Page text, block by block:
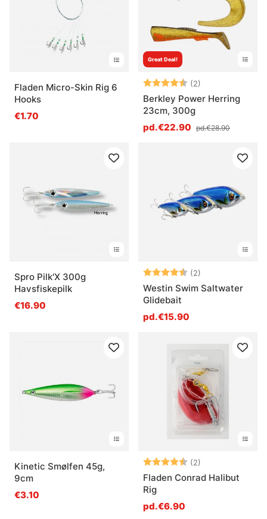
Fladen Micro-Skin Rig 6
Hooks
€1.70
Great Deal!
Note: (2)
Berkley Power Herring
23cm, 300g
pd.€22.90 pd.€28.90
Spro Pilk'X 300g
Havsfiskepilk
€16.90
Note: (2)
Westin Swim Saltwater
Glidebait
pd.€15.90
Kinetic Smølfen 45g,
9cm
€3.10
Note: (2)
Fladen Conrad Halibut
Rig
pd.€6.90